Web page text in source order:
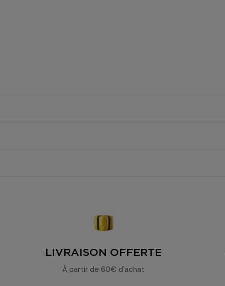
LIVRAISON OFFERTE
À partir de 60€ d'achat